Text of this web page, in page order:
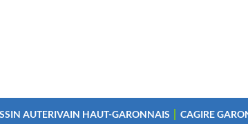
AUTERIVAIN HAUT-GARONNAIS CAGIRE